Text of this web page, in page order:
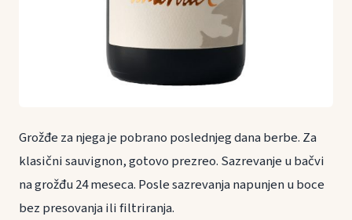
Grožđe za njega je pobrano poslednjeg dana berbe. Za
klasični sauvignon, gotovo prezreo. Sazrevanje u bačvi
na grožđu 24 meseca. Posle sazrevanja napunjen u boce
bez presovanja ili filtriranja.